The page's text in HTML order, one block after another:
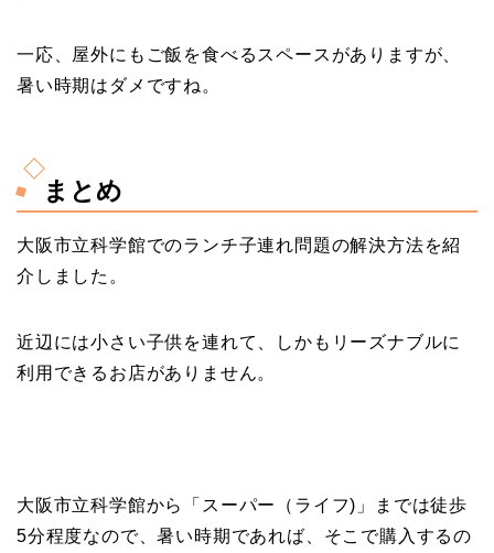
一応、屋外にもご飯を食べるスペースがありますが、
暑い時期はダメですね。
まとめ
大阪市立科学館でのランチ子連れ問題の解決方法を紹
介しました。
近辺には小さい子供を連れて、しかもリーズナブルに
利用できるお店がありません。
大阪市立科学館から「スーパー（ライフ)」までは徒歩
5分程度なので、暑い時期であれば、そこで購入するの